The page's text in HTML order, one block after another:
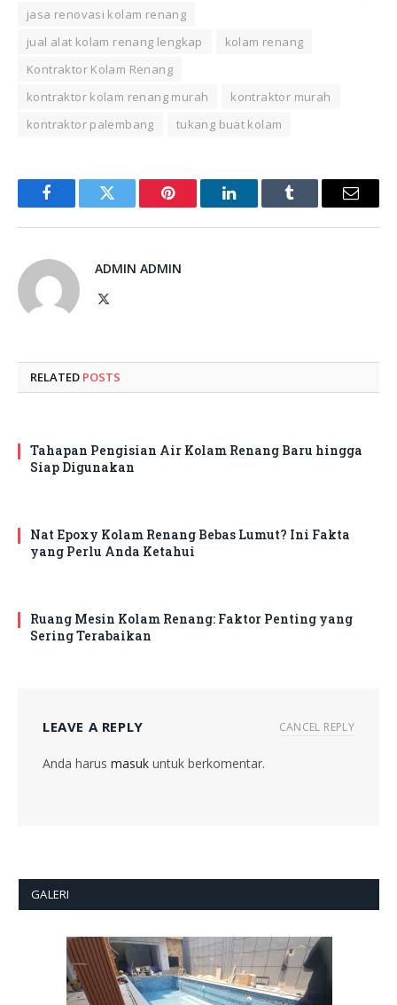
jasa renovasi kolam renang
jual alat kolam renang lengkap
kolam renang
Kontraktor Kolam Renang
kontraktor kolam renang murah
kontraktor murah
kontraktor palembang
tukang buat kolam
FacebookTwitter Pinterest LinkedInTumblr Email
ADMIN ADMIN
RELATED POSTS
Tahapan Pengisian Air Kolam Renang Baru hingga
Siap Digunakan
Nat Epoxy Kolam Renang Bebas Lumut? Ini Fakta
yang Perlu Anda Ketahui
Ruang Mesin Kolam Renang: Faktor Penting yang
Sering Terabaikan
LEAVE A REPLY CANCEL REPLY
Anda harus masuk untuk berkomentar.
GALERI